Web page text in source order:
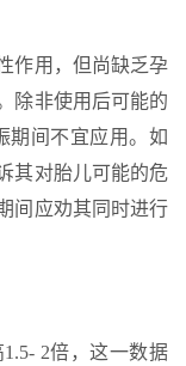
用，但尚缺乏孕
除非使用后可能的
期间不宜应用。如
其对胎儿可能的危
间应劝其同时进行
2倍，这一数据